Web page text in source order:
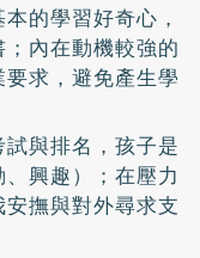
的學習好奇心，
內在動機較強的
求，避免產生學
與排名，孩子是
興趣）；在壓力
撫與對外尋求支